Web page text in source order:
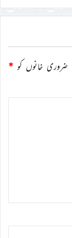
ضروری خانوں کو *